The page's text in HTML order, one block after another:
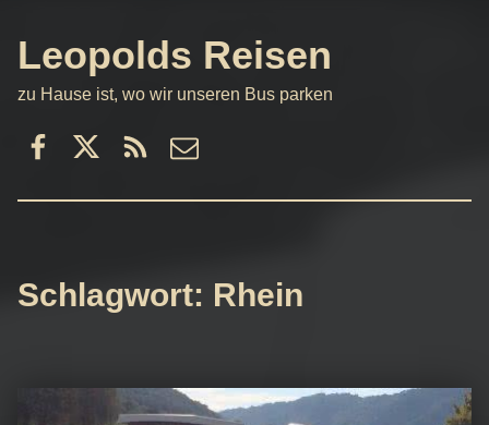
Leopolds Reisen
zu Hause ist, wo wir unseren Bus parken
Schlagwort: Rhein